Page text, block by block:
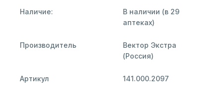
Наличие:
В наличии (в 29
аптеках)
Производитель
Вектор Экстра
(Россия)
Артикул 141.000.2097